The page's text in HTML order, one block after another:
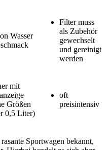
Wasser
Filter muss
als Zubehör
gewechselt
und gereinigt
werden
mit
Größen
0,5 Liter)
oft
preisintensiv
Sportwagen bekannt,